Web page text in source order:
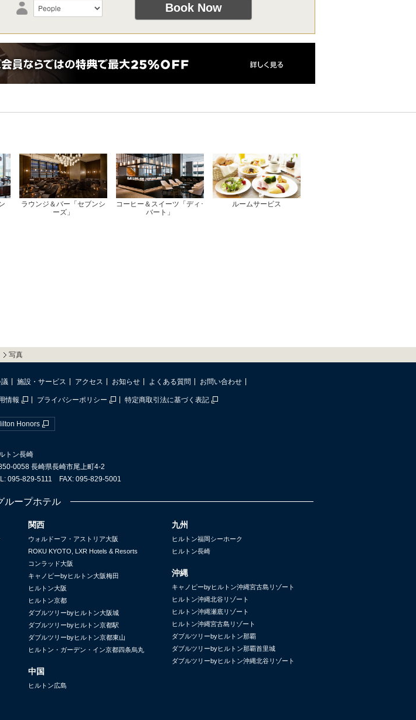
ラウンジ＆バー「セブンシ
ーズ」
コーヒー＆スイーツ「ディ･
バート」
ルームサービス
写真
施設・サービス アクセス お知らせ よくある質問 お問い合わせ
情報 プライバシーポリシー 特定商取引法に基づく表記
Honors
トン長崎
0058 長崎県長崎市尾上町4-2
095-829-5111 FAX: 095-829-5001
ループホテル
関西
ウォルドーフ・アストリア大阪
ROKU KYOTO, LXR Hotels & Resorts
コンラッド大阪
キャノピーbyヒルトン大阪梅田
ヒルトン大阪
ヒルトン京都
ダブルツリーbyヒルトン大阪城
ダブルツリーbyヒルトン京都駅
ダブルツリーbyヒルトン京都東山
ヒルトン・ガーデン・イン京都四条烏丸
中国
ヒルトン広島
九州
ヒルトン福岡シーホーク
ヒルトン長崎
沖縄
キャノピーbyヒルトン沖縄宮古島リゾート
ヒルトン沖縄北谷リゾート
ヒルトン沖縄瀬底リゾート
ヒルトン沖縄宮古島リゾート
ダブルツリーbyヒルトン那覇
ダブルツリーbyヒルトン那覇首里城
ダブルツリーbyヒルトン沖縄北谷リゾート